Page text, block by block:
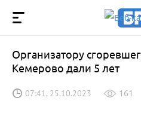
Организатору
Кемерово дали 5 лет
07:41, 25.10.2023 161